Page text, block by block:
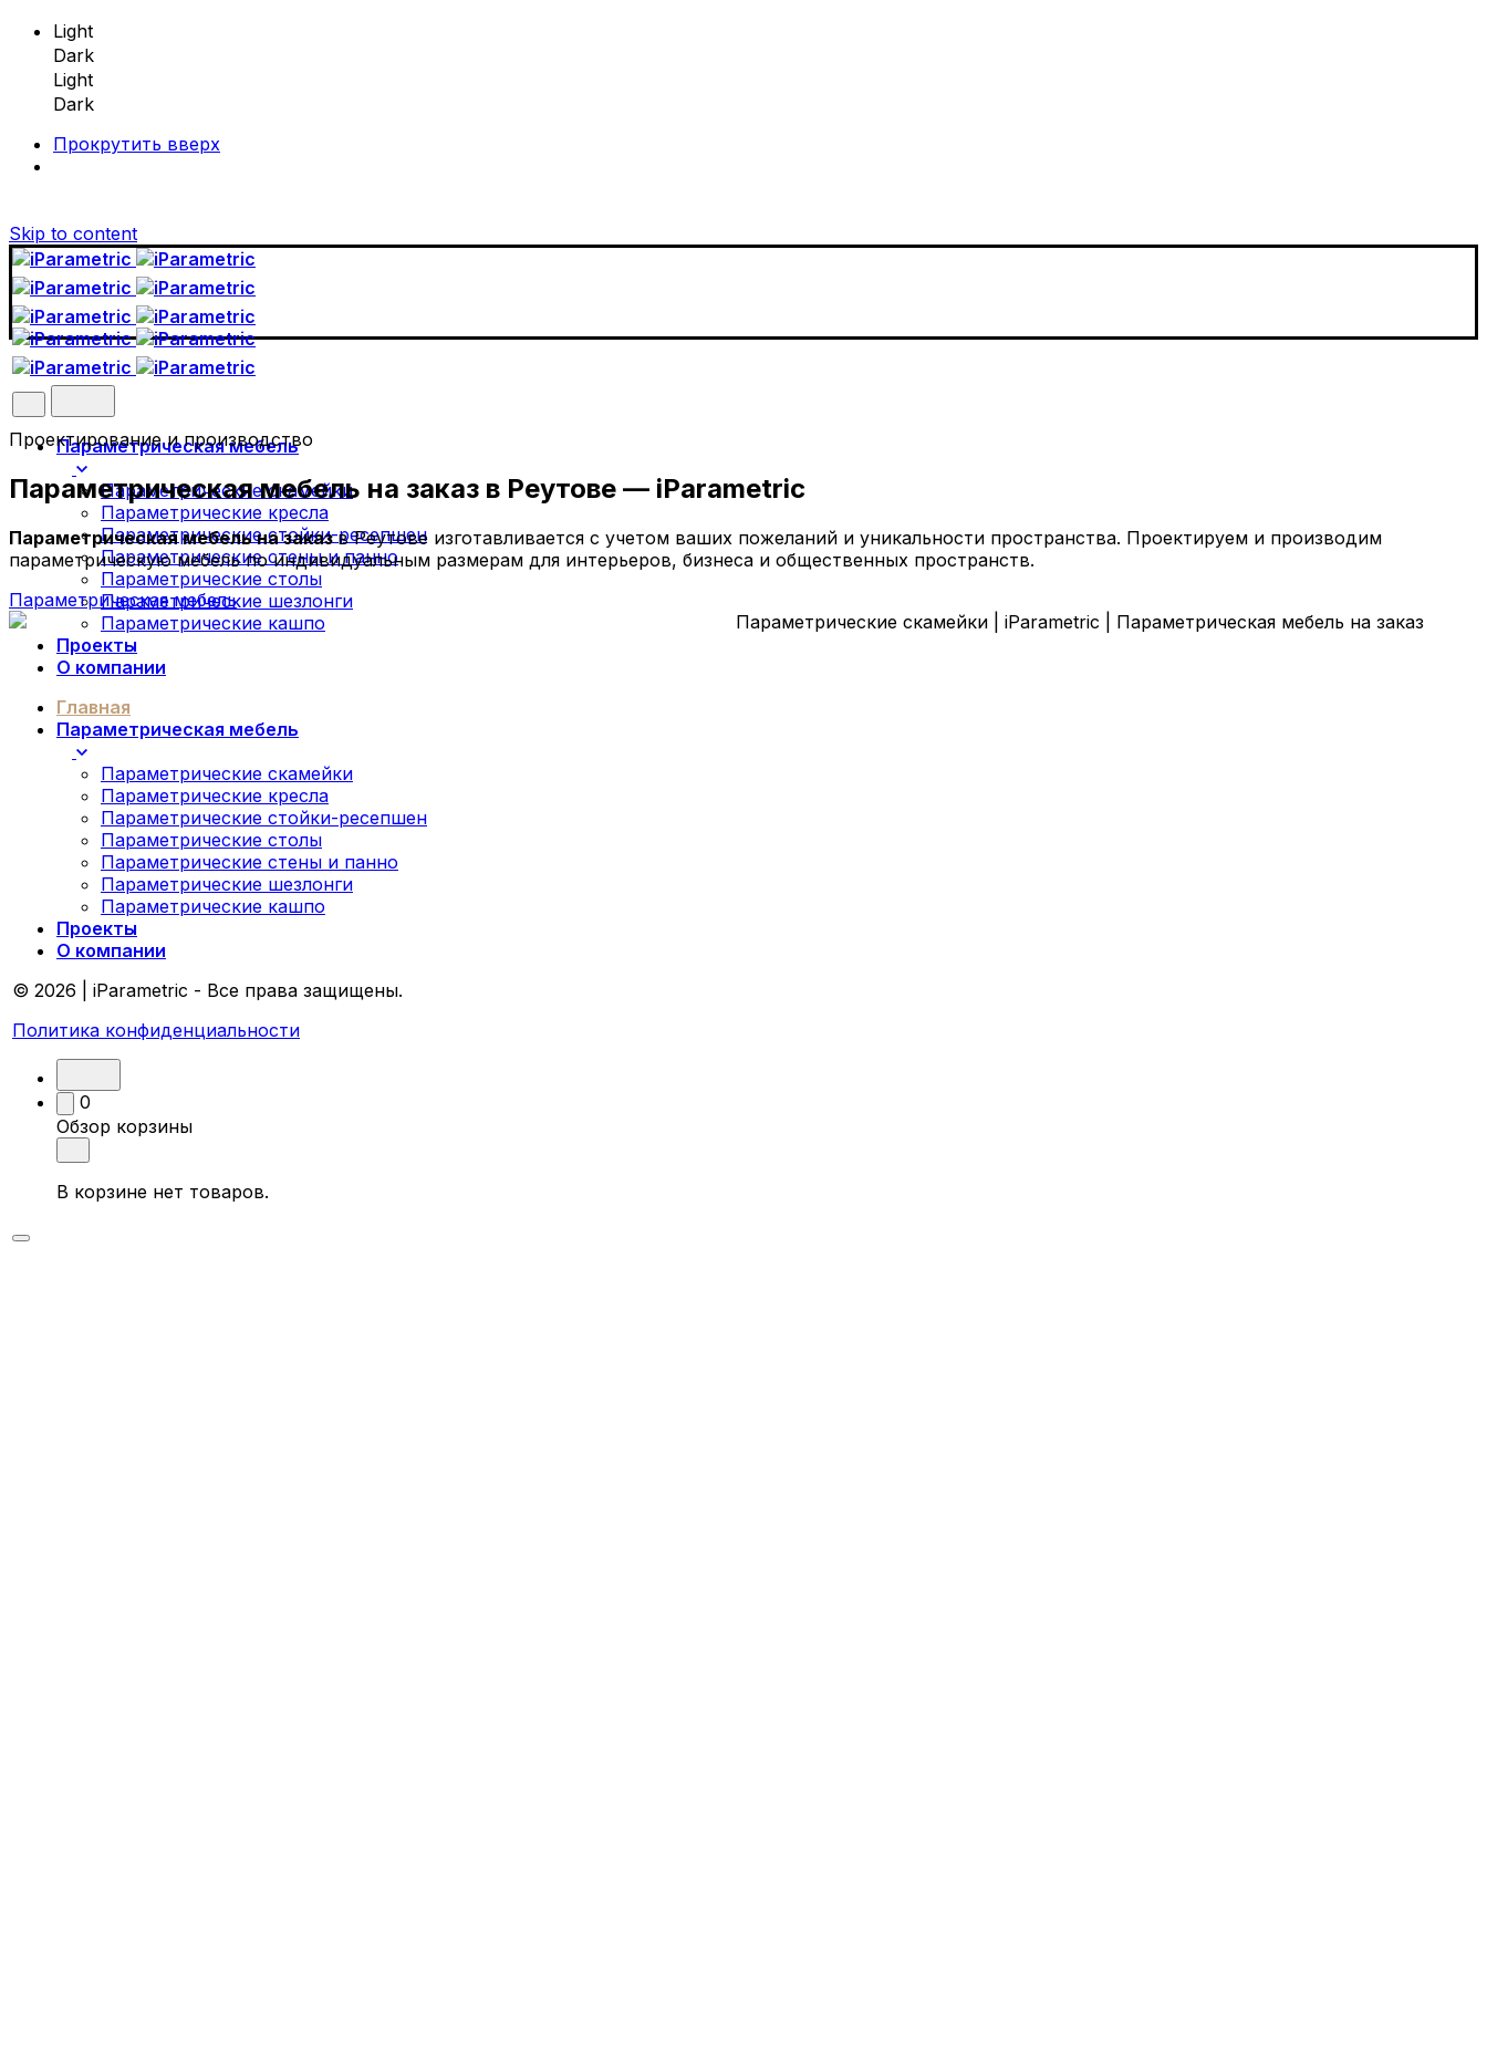
Light
Dark
Light
Dark
Прокрутить вверх
Skip to content
Параметрическая мебель
Параметрические скамейки
Параметрические кресла
Параметрические стойки-ресепшен
Параметрические стены и панно
Параметрические столы
Параметрические шезлонги
Параметрические кашпо
Проекты
О компании
Главная
Параметрическая мебель
Параметрические скамейки
Параметрические кресла
Параметрические стойки-ресепшен
Параметрические столы
Параметрические стены и панно
Параметрические шезлонги
Параметрические кашпо
Проекты
О компании
© 2026 | iParametric - Все права защищены.
Политика конфиденциальности
0
Обзор корзины
В корзине нет товаров.
Проектирование и производство
Параметрическаямебель на заказ в Реутове — iParametric
Параметрическая мебель на заказв Реутове изготавливается с учетом ваших пожеланий и уникальности пространства. Проектируем и производим
параметрическую мебель по индивидуальным размерам для интерьеров, бизнеса и общественных пространств.
Параметрическая мебель